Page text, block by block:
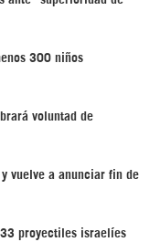
300 niños
voluntad de
y vuelve a anunciar fin de
proyectiles israelíes